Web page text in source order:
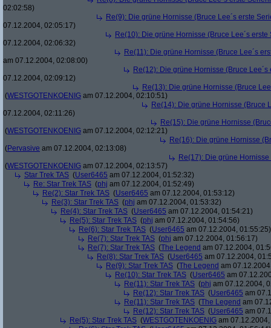
02:02:58)
Re(9): Die grüne Hornisse (Bruce Lee´s erste
07.12.2004, 02:05:17)
Re(10): Die grüne Hornisse (Bruce Lee´s erste
07.12.2004, 02:06:32)
Re(11): Die grüne Hornisse (Bruce Lee´s
am 07.12.2004, 02:08:00)
Re(12): Die grüne Hornisse (Bruce
07.12.2004, 02:09:12)
Re(13): Die grüne Hornisse (Bruce
(WESTGOTENKOENIG am 07.12.2004, 02:10:51)
Re(14): Die grüne Hornisse (Bruce
07.12.2004, 02:11:26)
Re(15): Die grüne Hornisse
(WESTGOTENKOENIG am 07.12.2004, 02:12:21)
Re(16): Die grüne Hornisse
(Pervasive am 07.12.2004, 02:13:08)
Re(17): Die grüne
(WESTGOTENKOENIG am 07.12.2004, 02:13:57)
Star Trek TAS (User6465 am 07.12.2004, 01:52:32)
Re: Star Trek TAS (phj am 07.12.2004, 01:52:49)
Re(2): Star Trek TAS (User6465 am 07.12.2004, 01:53:12)
Re(3): Star Trek TAS (phj am 07.12.2004, 01:53:32)
Re(4): Star Trek TAS (User6465 am 07.12.2004, 01:54:21)
Re(5): Star Trek TAS (phj am 07.12.2004, 01:54:56)
Re(6): Star Trek TAS (User6465 am 07.12.2004, 01:55:25)
Re(7): Star Trek TAS (phj am 07.12.2004, 01:56:17)
Re(7): Star Trek TAS (The Legend am 07.12.2004,
Re(8): Star Trek TAS (User6465 am 07.12.2004,
Re(9): Star Trek TAS (The Legend am
Re(10): Star Trek TAS (User6465 am
Re(11): Star Trek TAS (phj am 07.12.2004,
Re(12): Star Trek TAS (User6465 am
Re(11): Star Trek TAS (The Legend am
Re(12): Star Trek TAS (User6465 am
Re(5): Star Trek TAS (WESTGOTENKOENIG am